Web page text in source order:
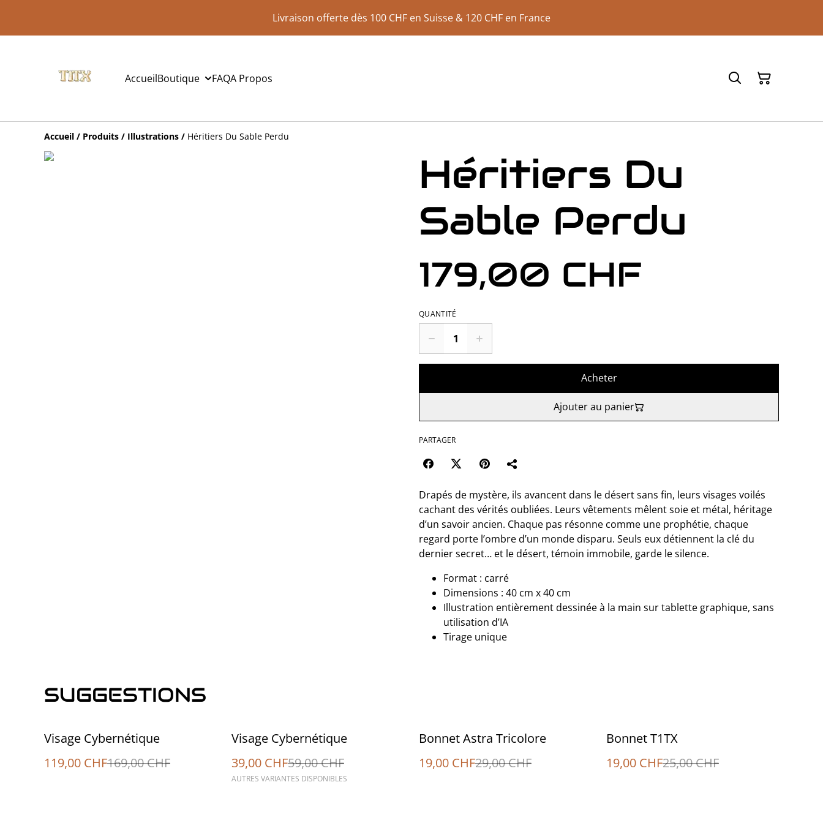
Livraison offerte dès 100 CHF en Suisse & 120 CHF en France
AccueilBoutique FAQA Propos
Accueil / Produits / Illustrations / Héritiers Du Sable Perdu
Héritiers Du
Sable Perdu
179,00 CHF
QUANTITÉ
Acheter
Ajouter au panier
PARTAGER
Drapés de mystère, ils avancent dans le désert sans fin, leurs visages voilés
cachant des vérités oubliées. Leurs vêtements mêlent soie et métal, héritage
d’un savoir ancien. Chaque pas résonne comme une prophétie, chaque
regard porte l’ombre d’un monde disparu. Seuls eux détiennent la clé du
dernier secret… et le désert, témoin immobile, garde le silence.
Format : carré
Dimensions : 40 cm x 40 cm
Illustration entièrement dessinée à la main sur tablette graphique, sans
utilisation d’IA
Tirage unique
SUGGESTIONS
%
Visage Cybernétique
119,00 CHF169,00 CHF
%
Visage Cybernétique
39,00 CHF59,00 CHF
AUTRES VARIANTES DISPONIBLES
%
Bonnet Astra Tricolore
19,00 CHF29,00 CHF
%
Bonnet T1TX
19,00 CHF25,00 CHF